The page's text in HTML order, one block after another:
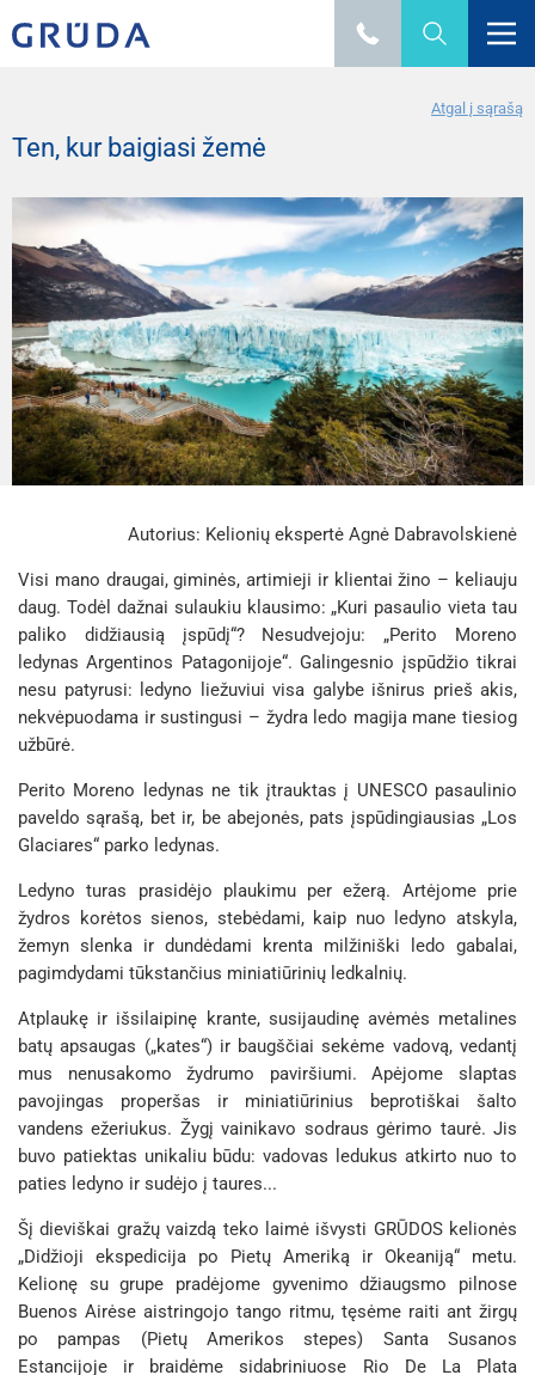
Atgal į sąrašą
Ten, kur baigiasi žemė
Autorius: Kelionių ekspertė Agnė Dabravolskienė
Visi mano draugai, giminės, artimieji ir klientai žino – keliauju
daug. Todėl dažnai sulaukiu klausimo: „Kuri pasaulio vieta tau
paliko didžiausią įspūdį“? Nesudvejoju: „Perito Moreno
ledynas Argentinos Patagonijoje“. Galingesnio įspūdžio tikrai
nesu patyrusi: ledyno liežuviui visa galybe išnirus prieš akis,
nekvėpuodama ir sustingusi – žydra ledo magija mane tiesiog
užbūrė.
Perito Moreno ledynas ne tik įtrauktas į UNESCO pasaulinio
paveldo sąrašą, bet ir, be abejonės, pats įspūdingiausias „Los
Glaciares“ parko ledynas.
Ledyno turas prasidėjo plaukimu per ežerą. Artėjome prie
žydros korėtos sienos, stebėdami, kaip nuo ledyno atskyla,
žemyn slenka ir dundėdami krenta milžiniški ledo gabalai,
pagimdydami tūkstančius miniatiūrinių ledkalnių.
Atplaukę ir išsilaipinę krante, susijaudinę avėmės metalines
batų apsaugas („kates“) ir baugščiai sekėme vadovą, vedantį
mus nenusakomo žydrumo paviršiumi. Apėjome slaptas
pavojingas properšas ir miniatiūrinius beprotiškai šalto
vandens ežeriukus. Žygį vainikavo sodraus gėrimo taurė. Jis
buvo patiektas unikaliu būdu: vadovas ledukus atkirto nuo to
paties ledyno ir sudėjo į taures...
Šį dieviškai gražų vaizdą teko laimė išvysti GRŪDOS kelionės
„Didžioji ekspedicija po Pietų Ameriką ir Okeaniją“ metu.
Kelionę su grupe pradėjome gyvenimo džiaugsmo pilnose
Buenos Airėse aistringojo tango ritmu, tęsėme raiti ant žirgų
po pampas (Pietų Amerikos stepes) Santa Susanos
Estancijoje ir braidėme sidabriniuose Rio De La Plata